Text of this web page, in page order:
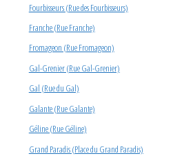
Fourbisseurs (Rue des Fourbisseurs)
Franche (Rue Franche)
Fromageon (Rue Fromageon)
Gal-Grenier (Rue Gal-Grenier)
Gal (Rue du Gal)
Galante (Rue Galante)
Géline (Rue Géline)
Grand Paradis (Place du Grand Paradis)